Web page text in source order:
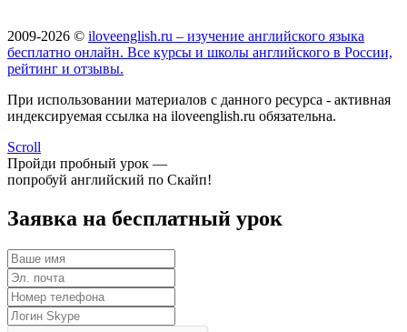
2009-2026 © iloveenglish.ru – изучение английского языка
бесплатно онлайн. Все курсы и школы английского в России,
рейтинг и отзывы.
При использовании материалов с данного ресурса - активная
индексируемая ссылка на iloveenglish.ru обязательна.
Scroll
Пройди пробный урок —
попробуй английский по Скайп!
Заявка на бесплатный урок